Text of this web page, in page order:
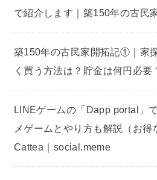
で紹介します｜築150年の古民
築150年の古民家開拓記①｜家
く買う方法は？貯金は何円必要
LINEゲームの「Dapp portal」
メゲームとやり方も解説（お得
Cattea｜social.meme